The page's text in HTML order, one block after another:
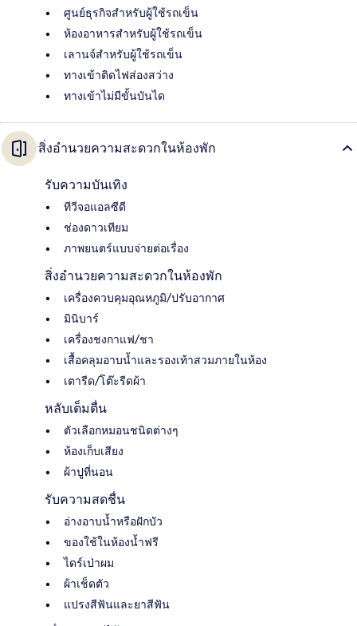
ศูนย์ธุรกิจสำหรับผู้ใช้รถเข็น
ห้องอาหารสำหรับผู้ใช้รถเข็น
เลานจ์สำหรับผู้ใช้รถเข็น
ทางเข้าติดไฟส่องสว่าง
ทางเข้าไม่มีขั้นบันได
สิ่งอำนวยความสะดวกในห้องพัก
รับความบันเทิง
ทีวีจอแอลซีดี
ช่องดาวเทียม
ภาพยนตร์แบบจ่ายต่อเรื่อง
สิ่งอำนวยความสะดวกในห้องพัก
เครื่องควบคุมอุณหภูมิ/ปรับอากาศ
มินิบาร์
เครื่องชงกาแฟ/ชา
เสื้อคลุมอาบน้ำและรองเท้าสวมภายในห้อง
เตารีด/โต๊ะรีดผ้า
หลับเต็มตื่น
ตัวเลือกหมอนชนิดต่างๆ
ห้องเก็บเสียง
ผ้าปูที่นอน
รับความสดชื่น
อ่างอาบน้ำหรือฝักบัว
ของใช้ในห้องน้ำฟรี
ไดร์เป่าผม
ผ้าเช็ดตัว
แปรงสีฟันและยาสีฟัน